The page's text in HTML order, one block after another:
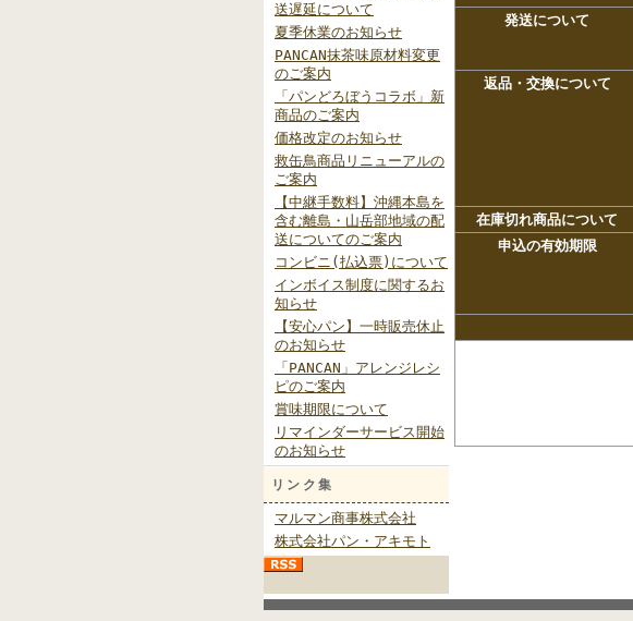
送遅延について
夏季休業のお知らせ
PANCAN抹茶味原材料変更
のご案内
「パンどろぼうコラボ」新
商品のご案内
価格改定のお知らせ
救缶鳥商品リニューアルの
ご案内
【中継手数料】沖縄本島を
含む離島・山岳部地域の配
送についてのご案内
コンビニ(払込票)について
インボイス制度に関するお
知らせ
【安心パン】一時販売休止
のお知らせ
「PANCAN」アレンジレシ
ピのご案内
賞味期限について
リマインダーサービス開始
のお知らせ
リンク集
マルマン商事株式会社
株式会社パン・アキモト
発送について
返品・交換について
在庫切れ商品について
申込の有効期限